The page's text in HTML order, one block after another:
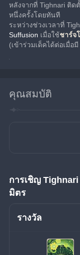
หลังจากที่ Tighnari ติ
หนึ่งครั้งโดยทันที
ระหว่างช่วงเวลาที่
Suffusion เมื่อใช้ชาร์จ
(เข้าร่วมเด็คได้ต่อเมื่อ
คุณสมบัติ
การเชิญ
มิตร
รางวัล